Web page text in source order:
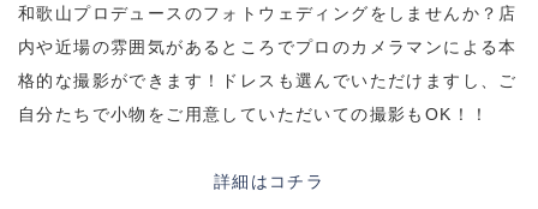
和歌山プロデュースのフォトウェディングをしませんか？店
内や近場の雰囲気があるところでプロのカメラマンによる本
格的な撮影ができます！ドレスも選んでいただけますし、ご
自分たちで小物をご用意していただいての撮影もOK！！
詳細はコチラ